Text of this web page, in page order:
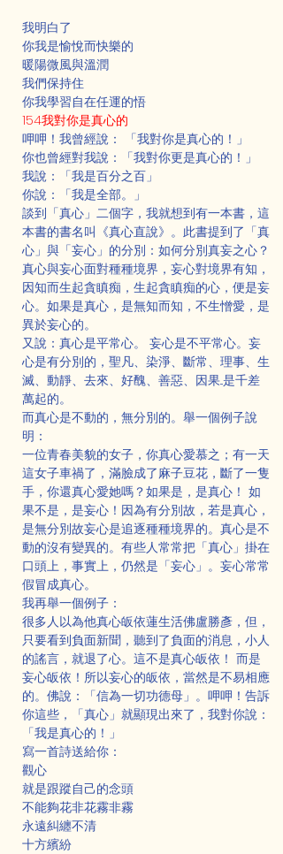
我明白了
你我是愉悅而快樂的
暖陽微風與溫潤
我們保持住
你我學習自在任運的悟
154我對你是真心的
呷呷！我曾經說： 「我對你是真心的！」
你也曾經對我說：「我對你更是真心的！」
我說：「我是百分之百」
你說：「我是全部。」
談到「真心」二個字，我就想到有一本書，這
本書的書名叫《真心直說》。此書提到了「真
心」與「妄心」的分別：如何分別真妄之心？
真心與妄心面對種種境界，妄心對境界有知，
因知而生起貪瞋痴，生起貪瞋痴的心，便是妄
心。如果是真心，是無知而知，不生憎愛，是
異於妄心的。
又說：真心是平常心。 妄心是不平常心。妄
心是有分別的，聖凡、染淨、斷常、理事、生
滅、動靜、去來、好醜、善惡、因果...是千差
萬起的。
而真心是不動的，無分別的。舉一個例子說
明：
一位青春美貌的女子，你真心愛慕之；有一天
這女子車禍了，滿臉成了麻子豆花，斷了一隻
手，你還真心愛她嗎？如果是，是真心！ 如
果不是，是妄心！因為有分別故，若是真心，
是無分別故妄心是追逐種種境界的。真心是不
動的沒有變異的。有些人常常把「真心」掛在
口頭上，事實上，仍然是「妄心」。妄心常常
假冒成真心。
我再舉一個例子：
很多人以為他真心皈依蓮生活佛盧勝彥，但，
只要看到負面新聞，聽到了負面的消息，小人
的謠言，就退了心。這不是真心皈依！ 而是
妄心皈依！所以妄心的皈依，當然是不易相應
的。佛說：「信為一切功德母」。呷呷！告訴
你這些，「真心」就顯現出來了，我對你說：
「我是真心的！」
寫一首詩送給你：
觀心
就是跟蹤自己的念頭
不能夠花非花霧非霧
永遠糾纏不清
十方繽紛